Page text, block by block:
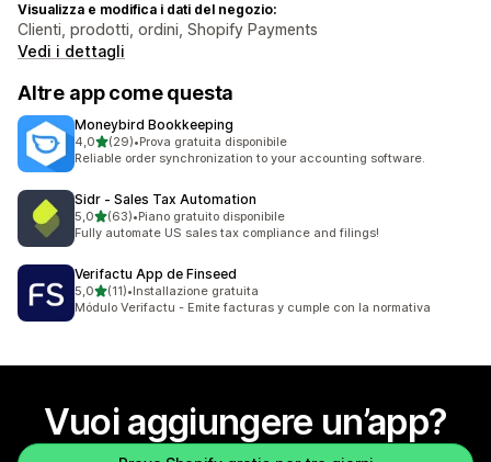
Visualizza e modifica i dati del negozio:
Clienti, prodotti, ordini, Shopify Payments
Vedi i dettagli
Altre app come questa
Moneybird Bookkeeping
4,0stelle su 5
(29)
29 recensioni totali
•Prova gratuita disponibile
Reliable order synchronization to your accounting software.
Sidr ‑ Sales Tax Automation
5,0stelle su 5
(63)
63 recensioni totali
•Piano gratuito disponibile
Fully automate US sales tax compliance and filings!
Verifactu App de Finseed
5,0stelle su 5
(11)
11 recensioni totali
•Installazione gratuita
Módulo Verifactu - Emite facturas y cumple con la normativa
Vuoi aggiungere un’app?